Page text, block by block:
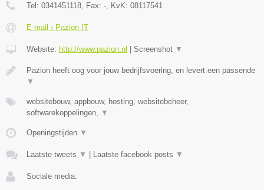
Tel: 0341451118 , Fax: - , KvK: 08117541
E-mail › Pazion IT
Website: http://www.pazion.nl | Screenshot ▼
Pazion heeft oog voor jouw bedrijfsvoering, en levert een passende
▼
websitebouw, appbouw, hosting, websitebeheer,
softwarekoppelingen,
▼
Openingstijden ▼
Laatste tweets ▼ | Laatste facebook posts ▼
Sociale media: